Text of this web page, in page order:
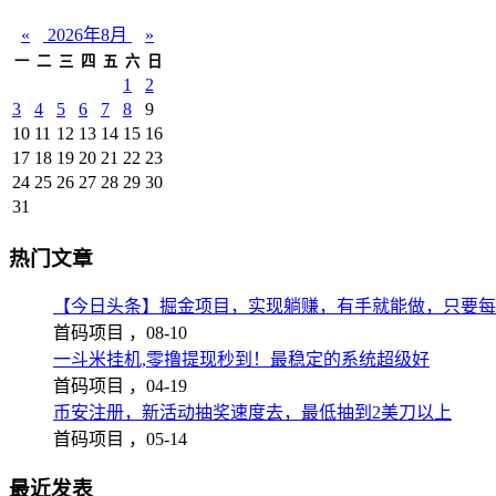
« 2026年8月 »
一 二 三 四 五 六 日
1
2
3
4 5 6 7 8
9
10 11 12 13 14 15 16
17 18 19 20 21 22 23
24 25 26 27 28 29 30
31
热门文章
【今日头条】掘金项目，实现躺赚，有手就能做，只要
首码项目 ， 08-10
一斗米挂机,零撸提现秒到！最稳定的系统超级好
首码项目 ， 04-19
币安注册，新活动抽奖速度去，最低抽到2美刀以上
首码项目 ， 05-14
最近发表